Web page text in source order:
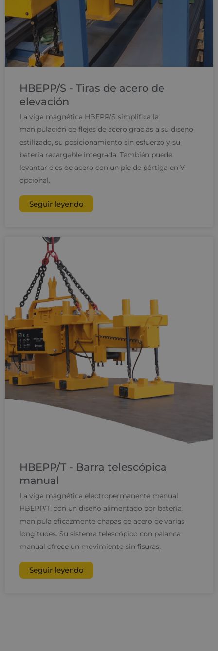
HBEPP/S - Tiras de acero de
elevación
La viga magnética HBEPP/S simplifica la
manipulación de flejes de acero gracias a su diseño
estilizado, su posicionamiento sin esfuerzo y su
batería recargable integrada. También puede
levantar ejes de acero con un pie de pértiga en V
opcional.
Seguir leyendo
HBEPP/T - Barra telescópica
manual
La viga magnética electropermanente manual
HBEPP/T, con un diseño alimentado por batería,
manipula eficazmente chapas de acero de varias
longitudes. Su sistema telescópico con palanca
manual ofrece un movimiento sin fisuras.
Seguir leyendo